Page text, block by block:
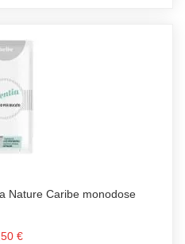
Nature Caribe monodose
€